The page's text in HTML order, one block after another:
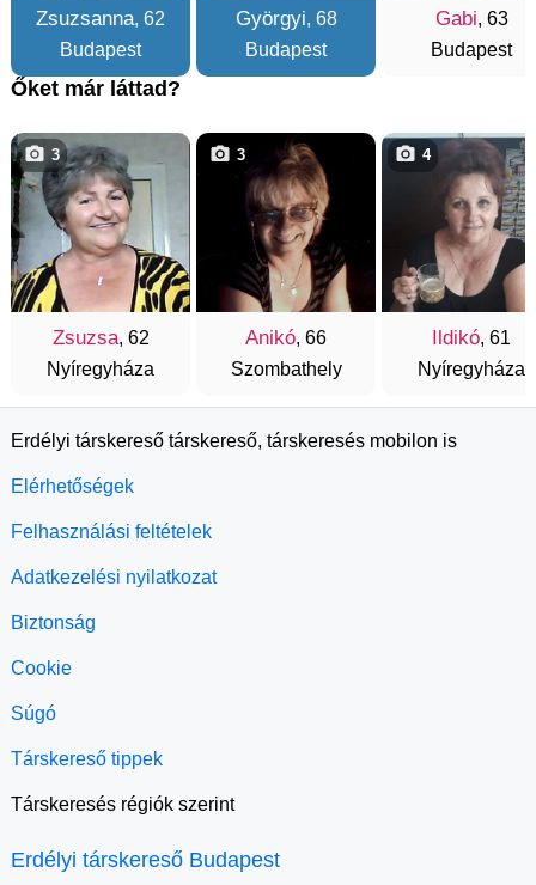
Zsuzsanna, 62
Budapest
Györgyi, 68
Budapest
Gabi, 63
Budapest
Őket már láttad?
Zsuzsa, 62
Nyíregyháza
3
Anikó, 66
Szombathely
3
Ildikó, 61
Nyíregyháza
4
Erdélyi társkereső társkereső, társkeresés mobilon is
Elérhetőségek
Felhasználási feltételek
Adatkezelési nyilatkozat
Biztonság
Cookie
Súgó
Társkereső tippek
Társkeresés régiók szerint
Erdélyi társkereső Budapest